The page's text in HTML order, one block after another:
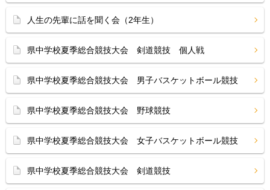
人生の先輩に話を聞く会（2年生）
県中学校夏季総合競技大会 剣道競技 個人戦
県中学校夏季総合競技大会 男子バスケットボール競技
県中学校夏季総合競技大会 野球競技
県中学校夏季総合競技大会 女子バスケットボール競技
県中学校夏季総合競技大会 剣道競技